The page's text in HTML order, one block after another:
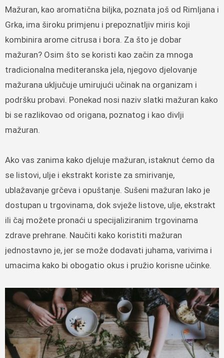
Mažuran, kao aromatična biljka, poznata još od Rimljana i
Grka, ima široku primjenu i prepoznatljiv miris koji
kombinira arome citrusa i bora. Za što je dobar
mažuran? Osim što se koristi kao začin za mnoga
tradicionalna mediteranska jela, njegovo djelovanje
mažurana uključuje umirujući učinak na organizam i
podršku probavi. Ponekad nosi naziv slatki mažuran kako
bi se razlikovao od origana, poznatog i kao divlji
mažuran.
Ako vas zanima kako djeluje mažuran, istaknut ćemo da
se listovi, ulje i ekstrakt koriste za smirivanje,
ublažavanje grčeva i opuštanje. Sušeni mažuran lako je
dostupan u trgovinama, dok svježe listove, ulje, ekstrakt
ili čaj možete pronaći u specijaliziranim trgovinama
zdrave prehrane. Naučiti kako koristiti mažuran
jednostavno je, jer se može dodavati juhama, varivima i
umacima kako bi obogatio okus i pružio korisne učinke.